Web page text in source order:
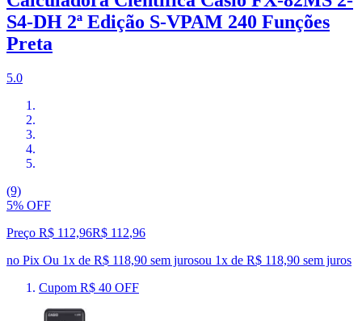
S4-DH 2ª Edição S-VPAM 240 Funções
Preta
5.0
(9)
5% OFF
Preço R$ 112,96R$ 112,96
no Pix Ou 1x de R$ 118,90 sem jurosou 1x de R$ 118,90 sem juros
Cupom R$ 40 OFF